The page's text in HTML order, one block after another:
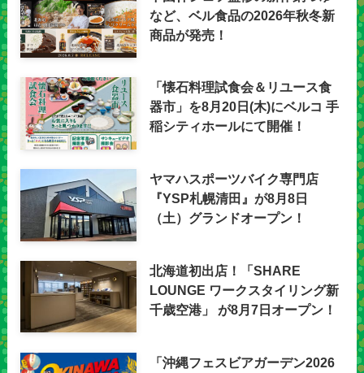
など、ベル食品の2026年秋冬新
商品が発売！
「懐石料理試食会＆リユース食
器市」を8月20日(木)にベルコ 手
稲シティホールにて開催！
ヤマハスポーツバイク専門店
『YSP札幌清田』が8月8日
（土）グランドオープン！
北海道初出店！「SHARE
LOUNGE ワークスタイリング新
千歳空港」 が8月7日オープン！
「沖縄フェスビアガーデン2026